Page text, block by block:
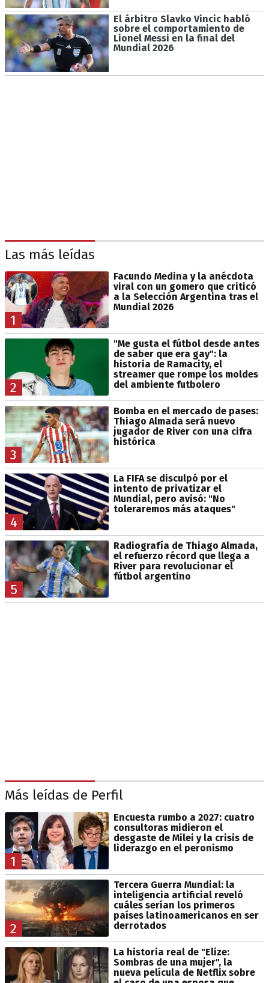
El árbitro Slavko Vincic habló
sobre el comportamiento de
Lionel Messi en la final del
Mundial 2026
Las más leídas
1
Facundo Medina y la anécdota
viral con un gomero que criticó
a la Selección Argentina tras el
Mundial 2026
2
"Me gusta el fútbol desde antes
de saber que era gay": la
historia de Ramacity, el
streamer que rompe los moldes
del ambiente futbolero
3
Bomba en el mercado de pases:
Thiago Almada será nuevo
jugador de River con una cifra
histórica
4
La FIFA se disculpó por el
intento de privatizar el
Mundial, pero avisó: "No
toleraremos más ataques"
5
Radiografía de Thiago Almada,
el refuerzo récord que llega a
River para revolucionar el
fútbol argentino
Más leídas de Perfil
1
Encuesta rumbo a 2027: cuatro
consultoras midieron el
desgaste de Milei y la crisis de
liderazgo en el peronismo
2
Tercera Guerra Mundial: la
inteligencia artificial reveló
cuáles serían los primeros
países latinoamericanos en ser
derrotados
La historia real de "Elize:
Sombras de una mujer", la
nueva película de Netflix sobre